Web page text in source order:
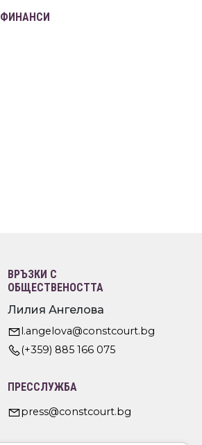
ВРЪЗКИ С
ОБЩЕСТВЕНОСТТА
Лилия Ангелова
l.angelova@constcourt.bg
(+359) 885 166 075
ПРЕССЛУЖБА
press@constcourt.bg